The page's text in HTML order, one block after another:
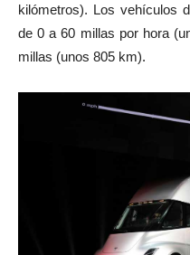
kilómetros). Los vehículos
de 0 a 60 millas por hora
millas (unos 805 km).